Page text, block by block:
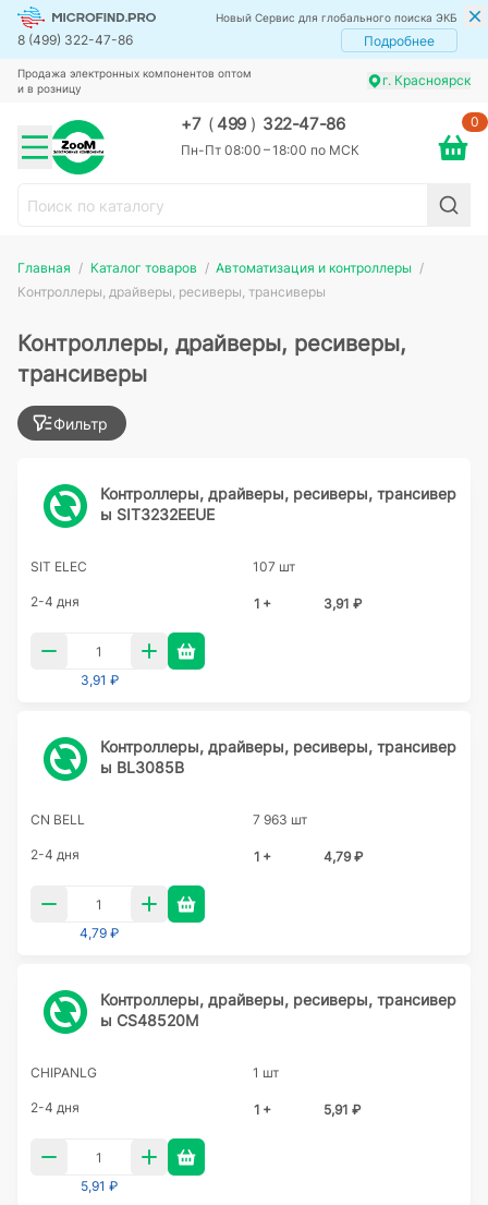
Новый Сервис для глобального поиска ЭКБ
8 (499) 322-47-86 Подробнее
Продажа электронных компонентов оптом
и в розницу
г. Красноярск
+7 (499 ) 322-47-86
Пн-Пт 08:00 – 18:00 по МСК
0
Главная Каталог товаров
Автоматизация и контроллеры
Контроллеры, драйверы, ресиверы, трансиверы
Контроллеры, драйверы, ресиверы,
трансиверы
Фильтр
Контроллеры, драйверы, ресиверы, трансивер
ы SIT3232EEUE
SIT ELEC 107 шт
2-4 дня 1 + 3,91 ₽
3,91 ₽
Контроллеры, драйверы, ресиверы, трансивер
ы BL3085B
CN BELL 7 963 шт
2-4 дня 1 + 4,79 ₽
4,79 ₽
Контроллеры, драйверы, ресиверы, трансивер
ы CS48520M
CHIPANLG 1 шт
2-4 дня 1 + 5,91 ₽
5,91 ₽